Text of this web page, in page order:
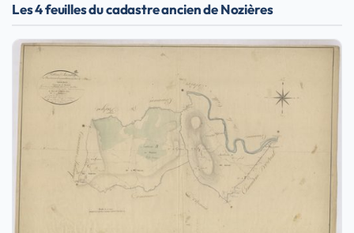
Les 4 feuilles du cadastre ancien de Nozières